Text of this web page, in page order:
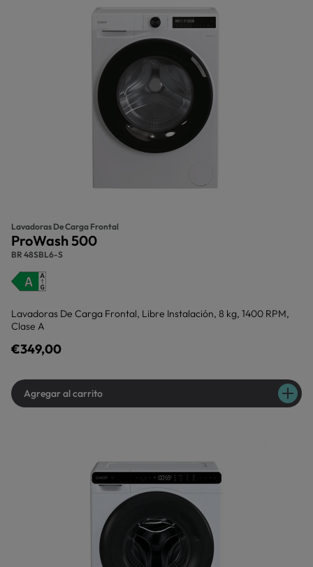
Lavadoras De Carga Frontal
ProWash 500
BR 48SBL6-S
Lavadoras De Carga Frontal, Libre Instalación, 8 kg, 1400 RPM,
Clase A
€349,00
Agregar al carrito